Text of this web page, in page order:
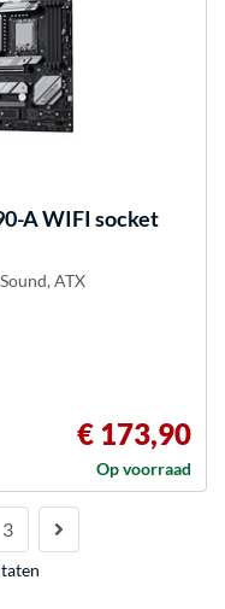
A WIFI socket
ATX
€ 173,90
Op voorraad
3